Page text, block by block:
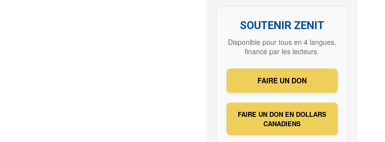
SOUTENIR ZENIT
Disponible pour tous en 4 langues,
financé par les lecteurs.
FAIRE UN DON
FAIRE UN DON EN DOLLARS
CANADIENS